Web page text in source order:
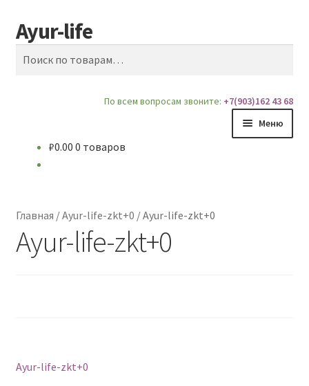
Перейти
к
навигации
Перейти
к
содержимому
Ayur-life
Поиск
По всем вопросам звоните: +7(903)162 43 68
Меню
Доставка и Оплата
Контакты
₽0.00 0 товаров
Главная /Ayur-life-zkt+0 /Ayur-life-zkt+0
Ayur-life-zkt+0
Навигация
Предыдущий:
Ayur-life-zkt+0